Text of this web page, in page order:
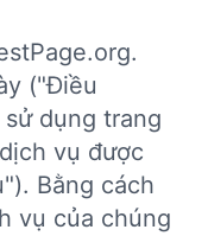
("Điều
dụng trang
vụ được
Bằng cách
vụ của chúng